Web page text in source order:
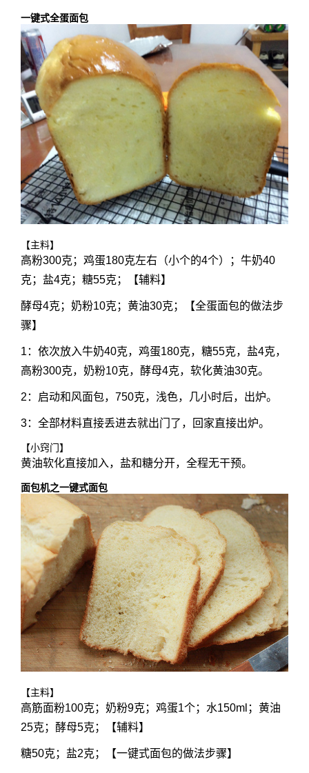
一键式全蛋面包
【主料】
高粉300克；鸡蛋180克左右（小个的4个）；牛奶40
克；盐4克；糖55克；【辅料】
酵母4克；奶粉10克；黄油30克；【全蛋面包的做法步
骤】
1：依次放入牛奶40克，鸡蛋180克，糖55克，盐4克，
高粉300克，奶粉10克，酵母4克，软化黄油30克。
2：启动和风面包，750克，浅色，几小时后，出炉。
3：全部材料直接丢进去就出门了，回家直接出炉。
【小窍门】
黄油软化直接加入，盐和糖分开，全程无干预。
面包机之一键式面包
【主料】
高筋面粉100克；奶粉9克；鸡蛋1个；水150ml；黄油
25克；酵母5克；【辅料】
糖50克；盐2克；【一键式面包的做法步骤】